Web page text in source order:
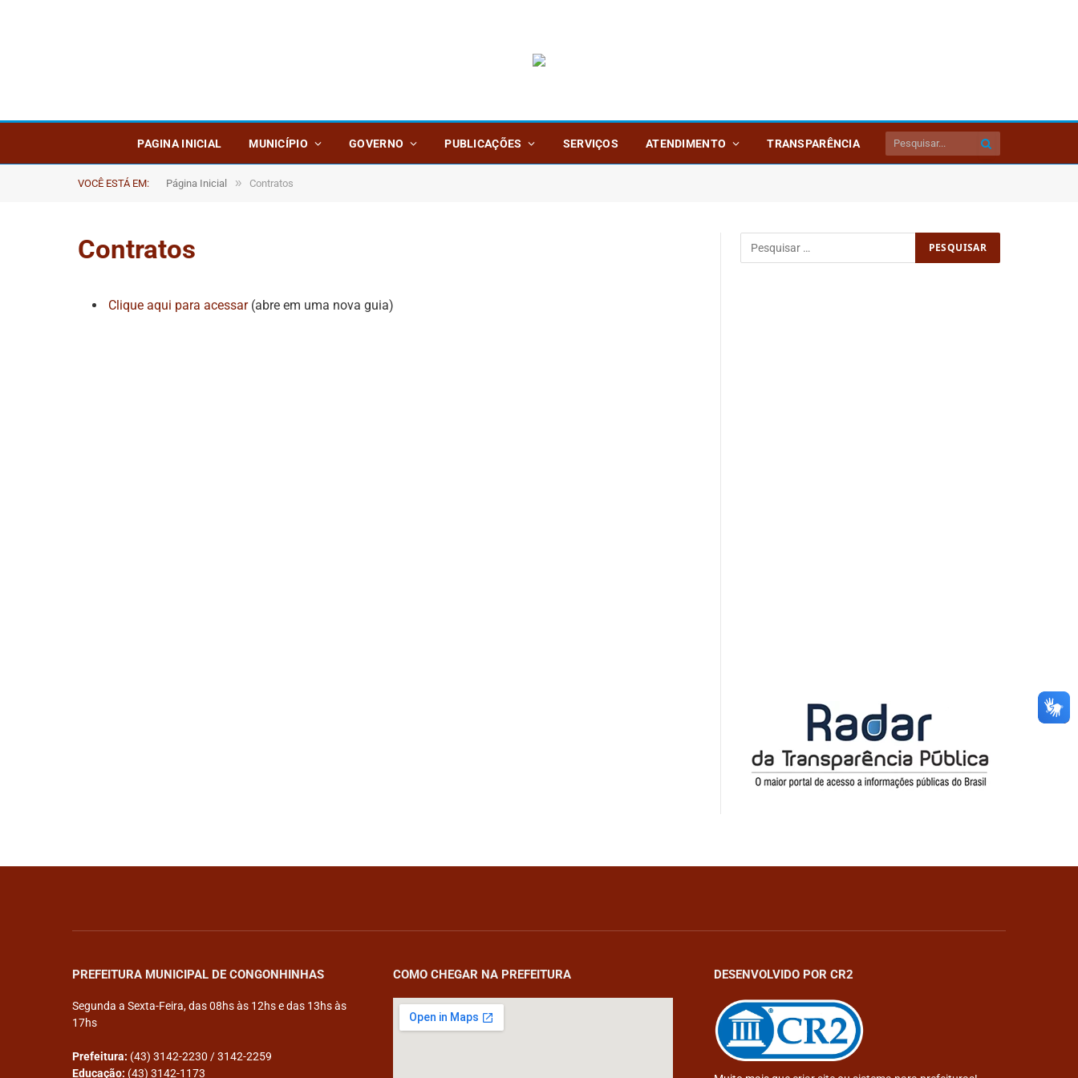
PAGINA INICIAL MUNICÍPIO GOVERNO PUBLICAÇÕES SERVIÇOS ATENDIMENTO TRANSPARÊNCIA
VOCÊ ESTÁ EM: Página Inicial » Contratos
Contratos
Clique aqui para acessar(abre em uma nova guia)
PREFEITURA MUNICIPAL DE CONGONHINHAS
Segunda a Sexta-Feira, das 08hs às 12hs e das 13hs às
17hs
Prefeitura: (43) 3142-2230 / 3142-2259
Educação: (43) 3142-1173
COMO CHEGAR NA PREFEITURA DESENVOLVIDO POR CR2